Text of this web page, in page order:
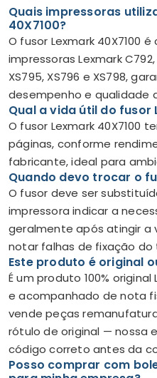
Quais impressoras
40X7100?
O fusor Lexmark 40X7100
impressoras Lexmark C792,
XS795, XS796 e XS798,
desempenho e qualidade
Qual a vida útil do fusor
O fusor Lexmark 40X7100
páginas, conforme
fabricante, ideal para
Quando devo trocar o
O fusor deve ser
impressora indicar a
geralmente após atingir a
notar falhas de fixação do
Este produto é original
É um produto 100%
e acompanhado de nota
vende peças
rótulo de original — nossa
código correto antes da
Posso comprar com